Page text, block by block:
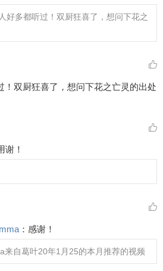
好多都听过！双厨狂喜了，想问下花之
！双厨狂喜了，想问下花之亡灵的出处
谢！
： 感谢！
来自葛叶20年1月25的本月推荐的视频